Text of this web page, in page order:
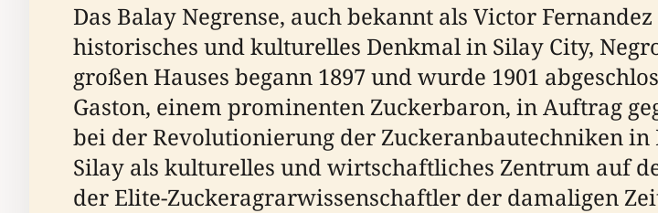
Das Balay Negrense, auch bekannt als Victor
historisches und kulturelles Denkmal in Silay City,
großen Hauses begann 1897 und wurde 1901
Gaston, einem prominenten Zuckerbaron, in Auftrag
bei der Revolutionierung der Zuckeranbautechniken in
Silay als kulturelles und wirtschaftliches Zentrum auf
der Elite-Zuckeragrarwissenschaftler der damaligen